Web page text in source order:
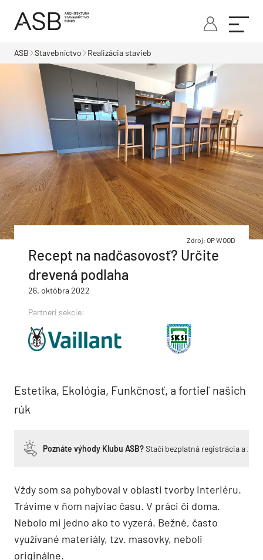
ASB Stavebníctvo Realizácia stavieb
Zdroj: OP WOOD
Recept na nadčasovosť? Určite
drevená podlaha
26. októbra 2022
Partneri sekcie:
Estetika, Ekológia, Funkčnosť, a fortieľ našich
rúk
Poznáte výhody Klubu ASB?Stačí bezplatná registrácia a
Vždy som sa pohyboval v oblasti tvorby interiéru.
Trávime v ňom najviac času. V práci či doma.
Nebolo mi jedno ako to vyzerá. Bežné, často
využívané materiály, tzv. masovky, neboli
originálne.